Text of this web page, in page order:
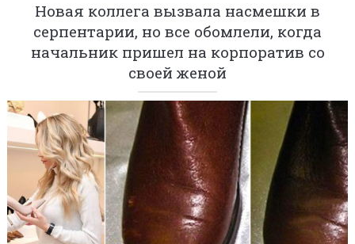
Новая коллега вызвала насмешки в
серпентарии, но все обомлели, когда
начальник пришел на корпоратив со
своей женой